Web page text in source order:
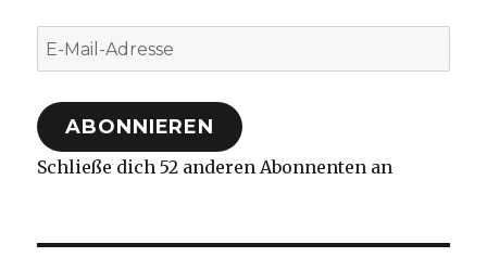
E-
Mail-
Adresse
ABONNIEREN
Schließe dich 52 anderen Abonnenten an